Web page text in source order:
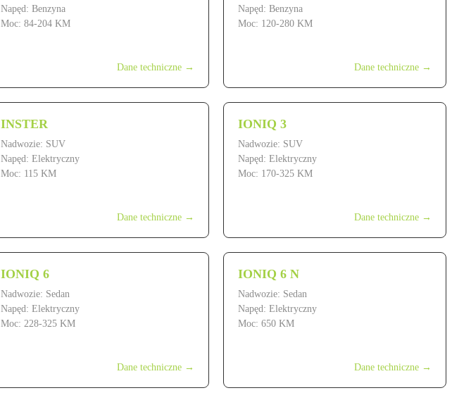
Napęd: Benzyna
Moc: 84-204 KM
Dane techniczne →
Napęd: Benzyna
Moc: 120-280 KM
Dane techniczne →
INSTER
Nadwozie: SUV
Napęd: Elektryczny
Moc: 115 KM
Dane techniczne →
IONIQ 3
Nadwozie: SUV
Napęd: Elektryczny
Moc: 170-325 KM
Dane techniczne →
IONIQ 6
Nadwozie: Sedan
Napęd: Elektryczny
Moc: 228-325 KM
Dane techniczne →
IONIQ 6 N
Nadwozie: Sedan
Napęd: Elektryczny
Moc: 650 KM
Dane techniczne →